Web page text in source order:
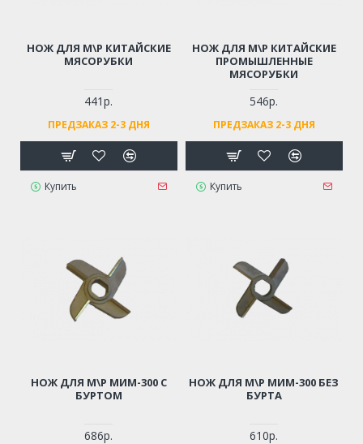
НОЖ ДЛЯ М\Р КИТАЙСКИЕ
МЯСОРУБКИ
441р.
ПРЕДЗАКАЗ 2-3 ДНЯ
Купить
НОЖ ДЛЯ М\Р КИТАЙСКИЕ
ПРОМЫШЛЕННЫЕ
МЯСОРУБКИ
546р.
ПРЕДЗАКАЗ 2-3 ДНЯ
Купить
НОЖ ДЛЯ М\Р МИМ-300 C
БУРТОМ
686р.
НОЖ ДЛЯ М\Р МИМ-300 БЕЗ
БУРТА
610р.